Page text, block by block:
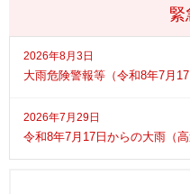
緊
2026年8月3日
大雨危険警報等（令和8年7月
2026年7月29日
令和8年7月17日からの大雨（高